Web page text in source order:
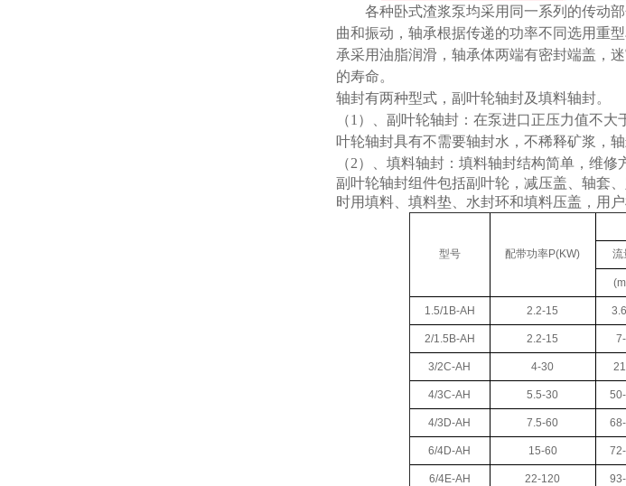
各种卧式渣浆泵均采用同一系列的传动
曲和振动，轴承根据传递的功率不同选用重
承采用油脂润滑，轴承体两端有密封端盖，
的寿命。
轴封有两种型式，副叶轮轴封及填料轴封。
（1 ）、副叶轮轴封：在泵进口正压力值不大
叶轮轴封具有不需要轴封水，不稀释矿浆，轴
（2）、填料轴封：填料轴封结构简单，维修
副叶轮轴封组件包括副叶轮，减压盖、轴套
时用填料、填料垫、水封环和填料压盖，用
型号 配带功率P(KW) 流
1.5/1B-AH 2.2-15
2/1.5B-AH 2.2-15
3/2C-AH 4-30
4/3C-AH 5.5-30
4/3D-AH 7.5-60
6/4D-AH 15-60
6/4E-AH 22-120